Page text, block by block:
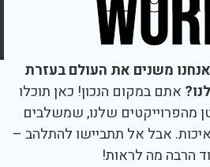
משנים את העולם בעזרת
אתם במקום הנכון! כאן תוכלו
שלנו, שמשלבים
אבל אל תתביישו להתלהב –
הרבה מה לראות!